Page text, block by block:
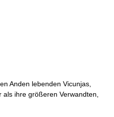
Anden lebenden Vicunjas,
ihre größeren Verwandten,